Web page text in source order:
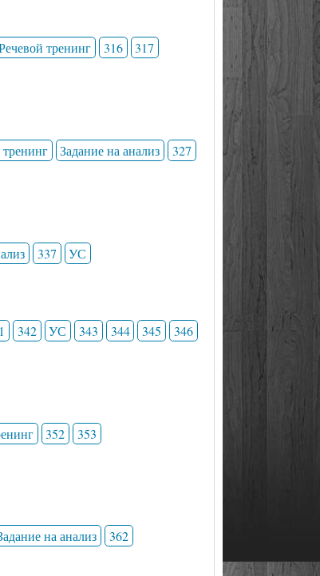
тренинг 316
317
Задание на анализ
327
337 УС
342 УС 343 344 345
346
352
353
на анализ 362